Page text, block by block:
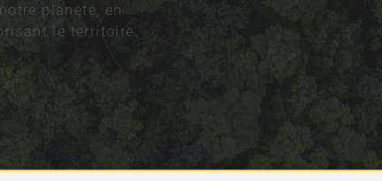
planète, en
le territoire.